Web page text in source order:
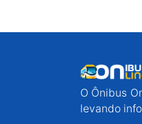
O Ônibus
levando